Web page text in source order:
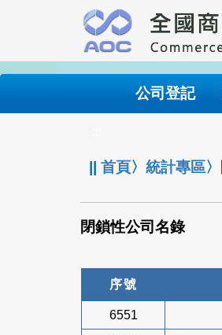
要
內
公司登記
||首頁〉統計專區〉
閉鎖性公司名錄
序號
6551